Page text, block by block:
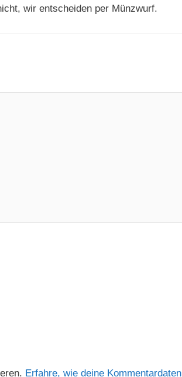
wir entscheiden per Münzwurf.
Erfahre, wie deine Kommentardaten